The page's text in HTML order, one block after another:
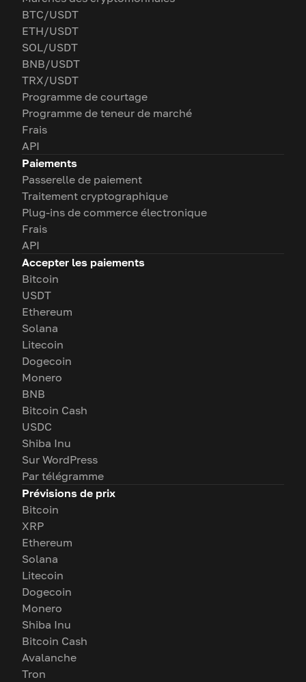
BTC/USDT
ETH/USDT
SOL/USDT
BNB/USDT
TRX/USDT
Programme de courtage
Programme de teneur de marché
Frais
API
Paiements
Passerelle de paiement
Traitement cryptographique
Plug-ins de commerce électronique
Frais
API
Accepter les paiements
Bitcoin
USDT
Ethereum
Solana
Litecoin
Dogecoin
Monero
BNB
Bitcoin Cash
USDC
Shiba Inu
Sur WordPress
Par télégramme
Prévisions de prix
Bitcoin
XRP
Ethereum
Solana
Litecoin
Dogecoin
Monero
Shiba Inu
Bitcoin Cash
Avalanche
Tron